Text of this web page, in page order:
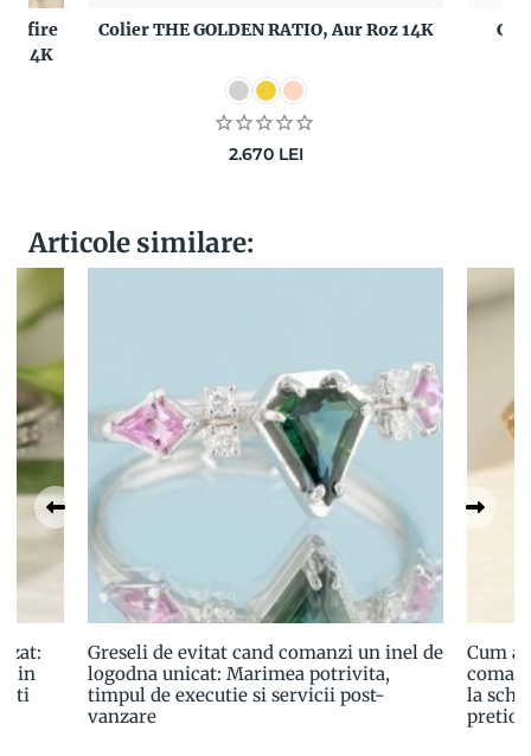
Safire
14K
Colier THE GOLDEN RATIO, Aur Roz 14K
2.670 LEI
Articole similare:
in
Greseli de evitat cand comanzi un inel de
logodna unicat: Marimea potrivita,
timpul de executie si servicii post-
vanzare
Cum
la